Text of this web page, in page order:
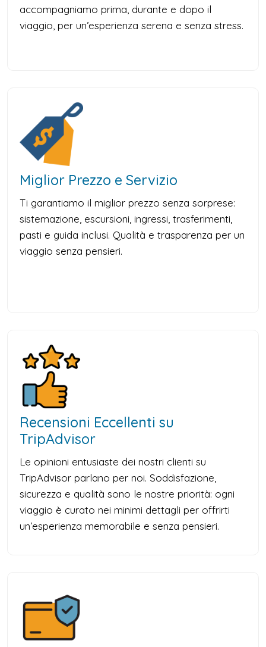
accompagniamo prima, durante e dopo il
viaggio, per un’esperienza serena e senza stress.
Miglior Prezzo e Servizio
Ti garantiamo il miglior prezzo senza sorprese:
sistemazione, escursioni, ingressi, trasferimenti,
pasti e guida inclusi. Qualità e trasparenza per un
viaggio senza pensieri.
Recensioni Eccellenti su
TripAdvisor
Le opinioni entusiaste dei nostri clienti su
TripAdvisor parlano per noi. Soddisfazione,
sicurezza e qualità sono le nostre priorità: ogni
viaggio è curato nei minimi dettagli per offrirti
un’esperienza memorabile e senza pensieri.